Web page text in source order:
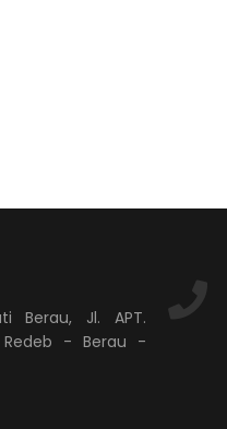
Berau, Jl. APT.
Redeb - Berau -